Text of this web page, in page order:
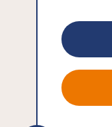
石表麵
奇形怪
田野畑
晃和改
髓所在